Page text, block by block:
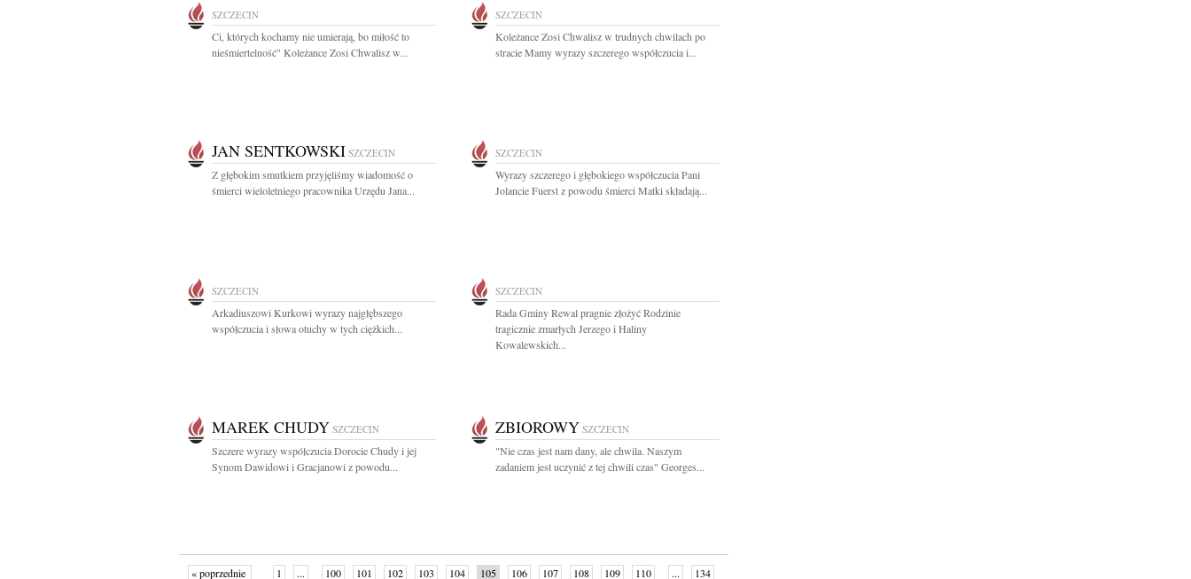
SZCZECIN
Ci, których kochamy nie umierają, bo miłość to
nieśmiertelność" Koleżance Zosi Chwalisz w...
SZCZECIN
Koleżance Zosi Chwalisz w trudnych chwilach po
stracie Mamy wyrazy szczerego współczucia i...
JAN SENTKOWSKI SZCZECIN
Z głębokim smutkiem przyjęliśmy wiadomość o
śmierci wieloletniego pracownika Urzędu Jana...
SZCZECIN
Wyrazy szczerego i głębokiego współczucia Pani
Jolancie Fuerst z powodu śmierci Matki składają...
SZCZECIN
Arkadiuszowi Kurkowi wyrazy najgłębszego
współczucia i słowa otuchy w tych ciężkich...
SZCZECIN
Rada Gminy Rewal pragnie złożyć Rodzinie
tragicznie zmarłych Jerzego i Haliny
Kowalewskich...
MAREK CHUDY SZCZECIN
Szczere wyrazy współczucia Dorocie Chudy i jej
Synom Dawidowi i Gracjanowi z powodu...
ZBIOROWY SZCZECIN
"Nie czas jest nam dany, ale chwila. Naszym
zadaniem jest uczynić z tej chwili czas" Georges...
« poprzednie 1 ... 100 101 102 103 104 105 106 107 108 109 110 ... 134